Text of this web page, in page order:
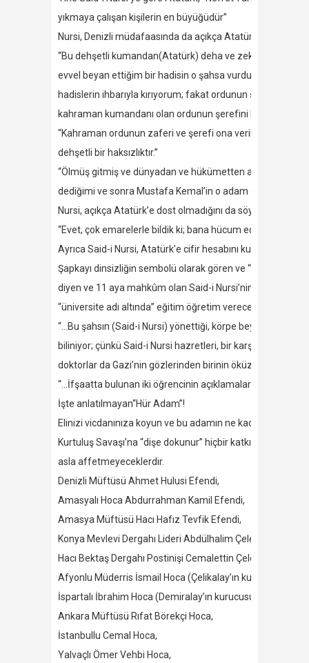
yıkmaya çalışan kişilerin en büyüğüdür”
Nursi, Denizli müdafaasında da açıkça Atatürk’e
“Bu dehşetli kumandan(Atatürk) deha ve zekâvetiyle
evvel beyan ettiğim bir hadisin o şahsa vurduğu tokada
hadislerin ihbarıyla kırıyorum; fakat ordunun şerefini
kahraman kumandanı olan ordunun şerefini kırıyorsun
“Kahraman ordunun zaferi ve şerefi ona verilemez.
dehşetli bir haksızlıktır.”
“Ölmüş gitmiş ve dünyadan ve hükümetten alakası
dediğimi ve sonra Mustafa Kemal’in o adam olduğunu
Nursi, açıkça Atatürk’e dost olmadığını da söylemiştir:
“Evet, çok emarelerle bildik ki; bana hücum edenleri tahrik
Ayrıca Said-i Nursi, Atatürk’e cifir hesabını kullanarak da
Şapkayı dinsizliğin sembolü olarak gören ve “350 bin
diyen ve 11 aya mahkûm olan Said-i Nursi’nin
“üniversite adı altında” eğitim öğretim verecek bir
“…Bu şahsın (Said-i Nursi) yönettiği, körpe beyinlerin
biliniyor; çünkü Said-i Nursi hazretleri, bir
doktorlar da Gazi’nin gözlerinden birinin öküz gözü
“…İfşaatta bulunan iki öğrencinin açıklamalarından
İşte anlatılmayan“Hür Adam”!
Elinizi vicdanınıza koyun ve bu adamın ne kadar “hür”
Kurtuluş Savaşı’na “dişe dokunur” hiçbir katkısı olmayan
asla affetmeyeceklerdir.
Denizli Müftüsü Ahmet Hulusi Efendi,
Amasyalı Hoca Abdurrahman Kamil Efendi,
Amasya Müftüsü Hacı Hafız Tevfik Efendi,
Konya Mevlevi Dergahı Lideri Abdülhalim Çelebi,
Hacı Bektaş Dergahı Postinişi Cemalettin Çelebi,
Afyonlu Müderris İsmail Hoca (Çelikalay’ın kurucusu),
İspartalı İbrahim Hoca (Demiralay’ın kurucusu),
Ankara Müftüsü Rıfat Börekçi Hoca,
İstanbullu Cemal Hoca,
Yalvaçlı Ömer Vehbi Hoca,